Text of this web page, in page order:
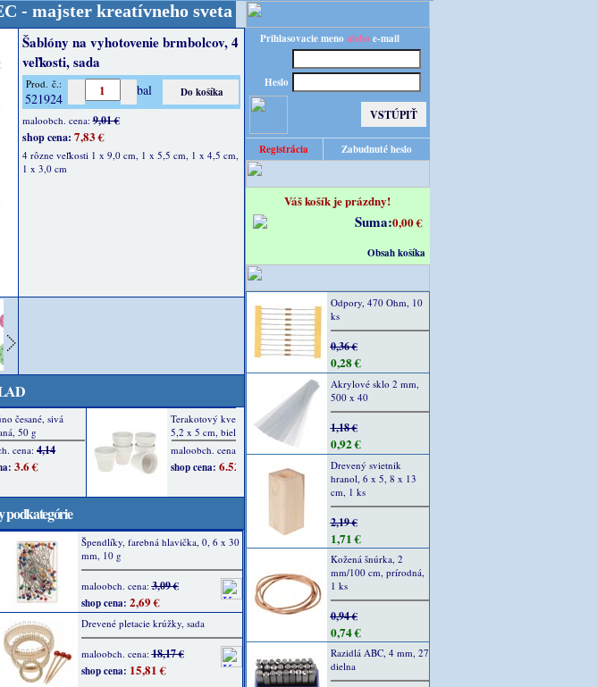
kreatívneho sveta - Kvalita za výhodnú cenu!
Šablóny na vyhotovenie brmbolcov, 4
veľkosti, sada
Prod. č.:
521924
bal
maloobch. cena:9,01 €
shop cena: 7,83 €
4 rôzne veľkosti 1 x 9,0 cm, 1 x 5,5 cm, 1 x 4,5 cm,
1 x 3,0 cm
podkategórie
Špendlíky, farebná hlavička, 0, 6 x 30
mm, 10 g
maloobch. cena:3,09 €
shop cena: 2,69 €
Drevené pletacie krúžky, sada
maloobch. cena:18,17 €
shop cena: 15,81 €
Prihlasovacie meno alebo e-mail
Heslo
Registrácia Zabudnuté heslo
Váš košík je prázdny!
Suma:0,00 €
Obsah košíka
Odpory, 470 Ohm, 10
ks
0,36 €
0,28 €
Akrylové sklo 2 mm,
500 x 40
1,18 €
0,92 €
Drevený svietnik
hranol, 6 x 5, 8 x 13
cm, 1 ks
2,19 €
1,71 €
Kožená šnúrka, 2
mm/100 cm, prírodná,
1 ks
0,94 €
0,74 €
Razidlá ABC, 4 mm, 27
dielna